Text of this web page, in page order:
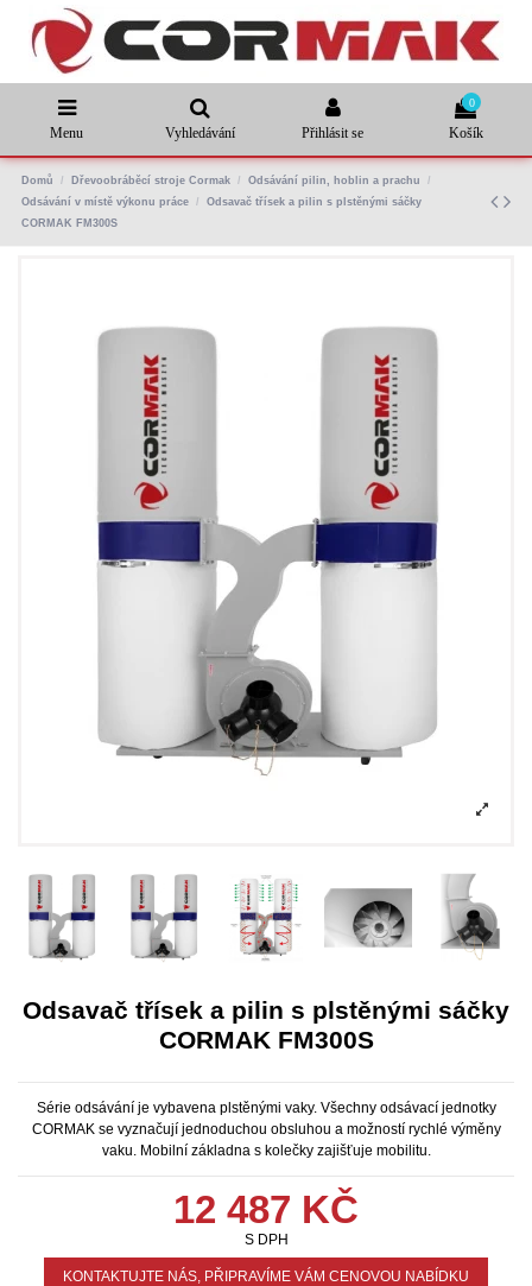
Menu Vyhledávání Přihlásit se
0
Košík
Domů Dřevoobráběcí stroje Cormak
Odsávání pilin, hoblin a prachu
Odsávání v místě výkonu práce
Odsavač třísek a pilin s plstěnými sáčky
CORMAK FM300S
Odsavač třísek a pilin s plstěnými sáčky
CORMAK FM300S
Série odsávání je vybavena plstěnými vaky. Všechny odsávací jednotky
CORMAK se vyznačují jednoduchou obsluhou a možností rychlé výměny
vaku. Mobilní základna s kolečky zajišťuje mobilitu.
12 487 KČ
S DPH
KONTAKTUJTE NÁS, PŘIPRAVÍME VÁM CENOVOU NABÍDKU